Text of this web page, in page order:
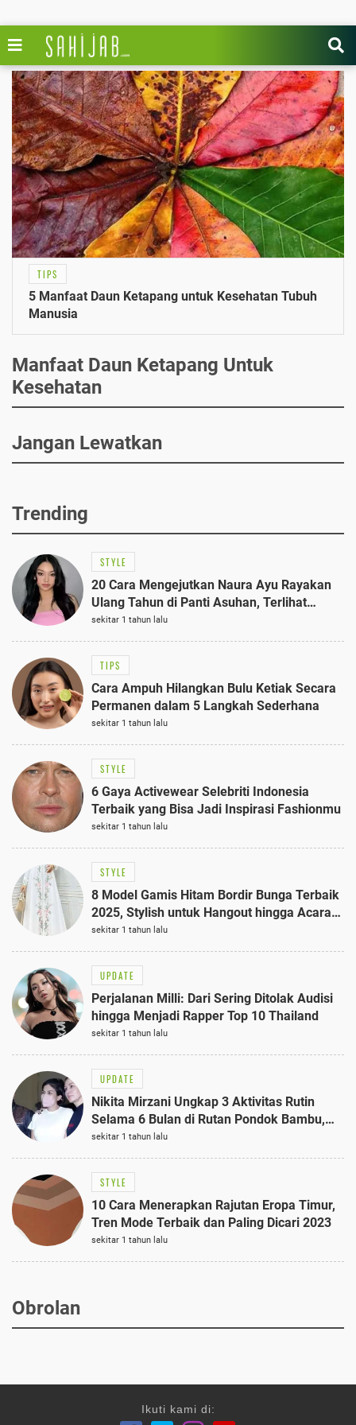
TIPS
5 Manfaat Daun Ketapang untuk Kesehatan Tubuh
Manusia
Manfaat Daun Ketapang Untuk
Kesehatan
Jangan Lewatkan
Trending
STYLE
20 Cara Mengejutkan Naura Ayu Rayakan
Ulang Tahun di Panti Asuhan, Terlihat
Anggun dengan Kaftan Cokelat
sekitar 1 tahun lalu
TIPS
Cara Ampuh Hilangkan Bulu Ketiak Secara
Permanen dalam 5 Langkah Sederhana
sekitar 1 tahun lalu
STYLE
6 Gaya Activewear Selebriti Indonesia
Terbaik yang Bisa Jadi Inspirasi Fashionmu
sekitar 1 tahun lalu
STYLE
8 Model Gamis Hitam Bordir Bunga Terbaik
2025, Stylish untuk Hangout hingga Acara
Semi-Formal
sekitar 1 tahun lalu
UPDATE
Perjalanan Milli: Dari Sering Ditolak Audisi
hingga Menjadi Rapper Top 10 Thailand
sekitar 1 tahun lalu
UPDATE
Nikita Mirzani Ungkap 3 Aktivitas Rutin
Selama 6 Bulan di Rutan Pondok Bambu,
Terungkap!
sekitar 1 tahun lalu
STYLE
10 Cara Menerapkan Rajutan Eropa Timur,
Tren Mode Terbaik dan Paling Dicari 2023
sekitar 1 tahun lalu
Obrolan
Ikuti kami di: